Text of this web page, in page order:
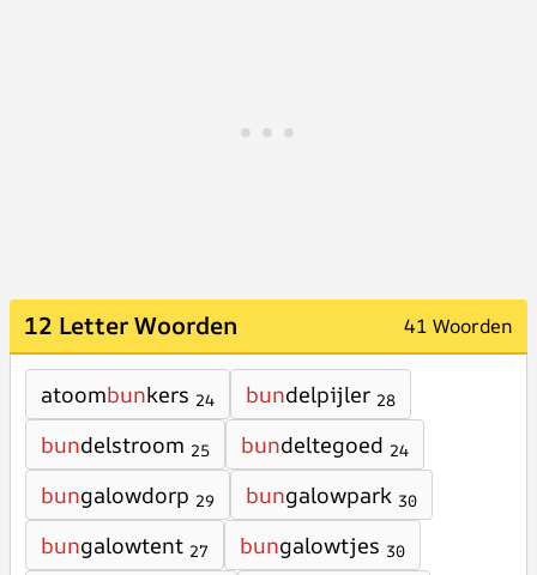
12 Letter Woorden 41 Woorden
atoombunkers 24 bundelpijler 28
bundelstroom 25 bundeltegoed 24
bungalowdorp 29 bungalowpark 30
bungalowtent 27 bungalowtjes 30